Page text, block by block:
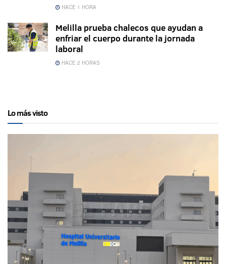
HACE 1 HORA
Melilla prueba chalecos que ayudan a
enfriar el cuerpo durante la jornada
laboral
HACE 2 HORAS
Lo más visto